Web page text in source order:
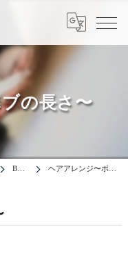
の長さ〜
BLOG ヘアアレンジ〜ボブの長さ〜